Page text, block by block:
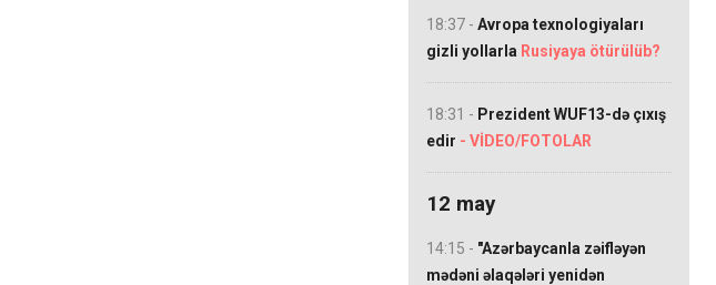
18:37 - Avropa texnologiyaları
gizli yollarla Rusiyaya ötürülüb?
18:31 - Prezident WUF13-də çıxış
edir - VİDEO/FOTOLAR
12 may
14:15 - "Azərbaycanla zəifləyən
mədəni əlaqələri yenidən